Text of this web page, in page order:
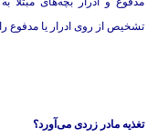
تشخیص از روی ادرار یا مدفوع
تغذیه مادر زردی می‌آورد؟